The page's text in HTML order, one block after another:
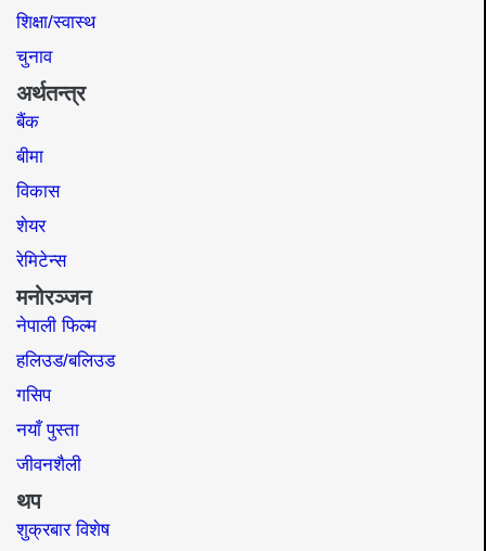
शिक्षा/स्वास्थ
चुनाव
अर्थतन्त्र
बैंक
बीमा
विकास
शेयर
रेमिटेन्स
मनोरञ्जन
नेपाली फिल्म
हलिउड/बलिउड
गसिप
नयाँ पुस्ता
जीवनशैली
थप
शुक्रबार विशेष